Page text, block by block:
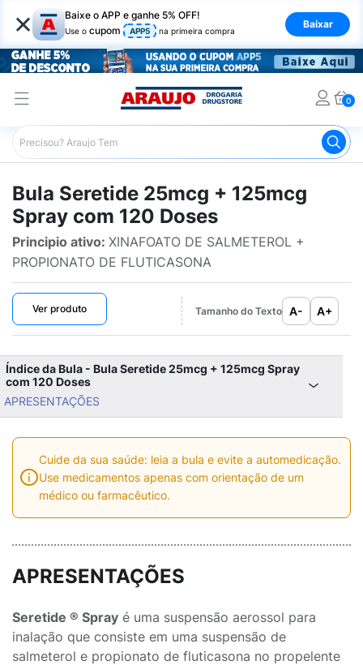
× Baixe o APP e ganhe 5% OFF!
Use o cupom APP5 na primeira compra
Baixar
0
Araujo Bulário Araujo Seretide 25mcg + 125mcg
Bula Seretide 25mcg + 125mcg
Spray com 120 Doses
Principio ativo: XINAFOATO DE SALMETEROL +
PROPIONATO DE FLUTICASONA
Ver produto Tamanho do Texto A- A+
Índice da Bula - Bula Seretide 25mcg + 125mcg Spray
com 120 Doses
APRESENTAÇÕES
Cuide da sua saúde: leia a bula e evite a automedicação.
Use medicamentos apenas com orientação de um
médico ou farmacêutico.
APRESENTAÇÕES
Seretide ® Spray é uma suspensão aerossol para
inalação que consiste em uma suspensão de
salmeterol e propionato de fluticasona no propelente